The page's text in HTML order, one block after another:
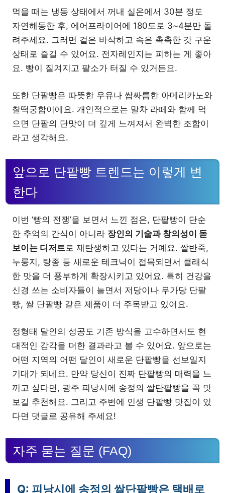
먹을 때는 냉동 상태에서 꺼내 실온에서 30분 정도
자연해동한 후, 에어프라이어에 180도로 3~4분만 돌
려주세요. 그러면 겉은 바삭하고 속은 촉촉한 갓 구운
상태로 즐길 수 있어요. 전자레인지는 피하는 게 좋아
요. 빵이 질겨지고 팥소가 터질 수 있거든요.
또한 단팥빵은 따뜻한 우유나 쌉싸름한 아메리카노와
찰떡궁합이에요. 개인적으로는 말차 라떼와 함께 먹
으면 단팥의 단맛이 더 깊게 느껴져서 완벽한 조합이
라고 생각해요.
앞으로 단팥빵 트렌드는 이렇게 변
한다
이번 ‘빵의 전쟁’을 보면서 느낀 점은, 단팥빵이 단순
한 추억의 간식이 아니라 장인의 기술과 창의성이 돋
보이는 디저트로 재탄생하고 있다는 거예요. 쌀반죽,
누룽지, 탕종 등 새로운 테크닉이 접목되면서 클래식
한 맛을 더 풍부하게 확장시키고 있어요. 특히 건강을
신경 쓰는 소비자들이 늘면서 저당이나 무가당 단팥
빵, 쌀 단팥빵 같은 제품이 더 주목받고 있어요.
정형태 달인의 성공도 기존 방식을 고수하면서도 현
대적인 감각을 더한 결과라고 볼 수 있어요. 앞으로는
어떤 지역의 어떤 달인이 새로운 단팥빵을 선보일지
기대가 되네요. 만약 당신이 진짜 단팥빵의 매력을 느
끼고 싶다면, 광주 피낭시에 송정의 쌀단팥빵을 꼭 맛
보길 추천해요. 그리고 주변에 인생 단팥빵 맛집이 있
다면 댓글로 공유해 주세요!
자주 묻는 질문 (FAQ)
Q: 피낭시에 송정의 쌀단팥빵은 택배로